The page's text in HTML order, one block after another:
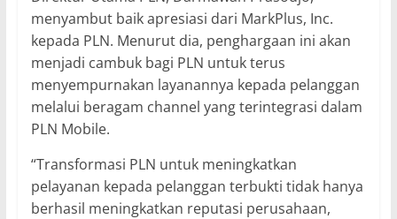
menyambut baik apresiasi dari MarkPlus, Inc.
kepada PLN. Menurut dia, penghargaan ini akan
menjadi cambuk bagi PLN untuk terus
menyempurnakan layanannya kepada pelanggan
melalui beragam channel yang terintegrasi dalam
PLN Mobile.
“Transformasi PLN untuk meningkatkan
pelayanan kepada pelanggan terbukti tidak hanya
berhasil meningkatkan reputasi perusahaan,